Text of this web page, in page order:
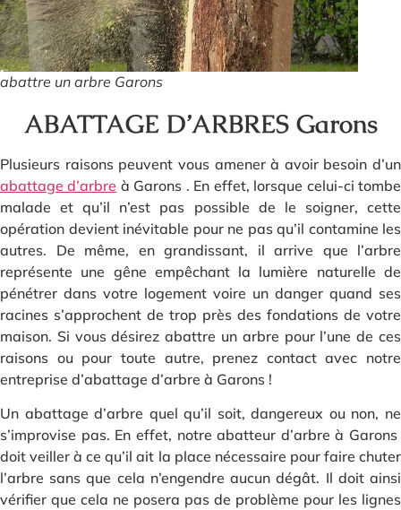
abattre un arbre Garons
ABATTAGE D’ARBRES Garons
Plusieurs raisons peuvent vous amener à avoir besoin d’un
abattage d’arbre à Garons . En effet, lorsque celui-ci tombe
malade et qu’il n’est pas possible de le soigner, cette
opération devient inévitable pour ne pas qu’il contamine les
autres. De même, en grandissant, il arrive que l’arbre
représente une gêne empêchant la lumière naturelle de
pénétrer dans votre logement voire un danger quand ses
racines s’approchent de trop près des fondations de votre
maison. Si vous désirez abattre un arbre pour l’une de ces
raisons ou pour toute autre, prenez contact avec notre
entreprise d’abattage d’arbre à Garons !
Un abattage d’arbre quel qu’il soit, dangereux ou non, ne
s’improvise pas. En effet, notre abatteur d’arbre à Garons
doit veiller à ce qu’il ait la place nécessaire pour faire chuter
l’arbre sans que cela n’engendre aucun dégât. Il doit ainsi
vérifier que cela ne posera pas de problème pour les lignes